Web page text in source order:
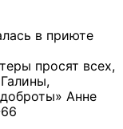
в приюте
просят всех,
Анне